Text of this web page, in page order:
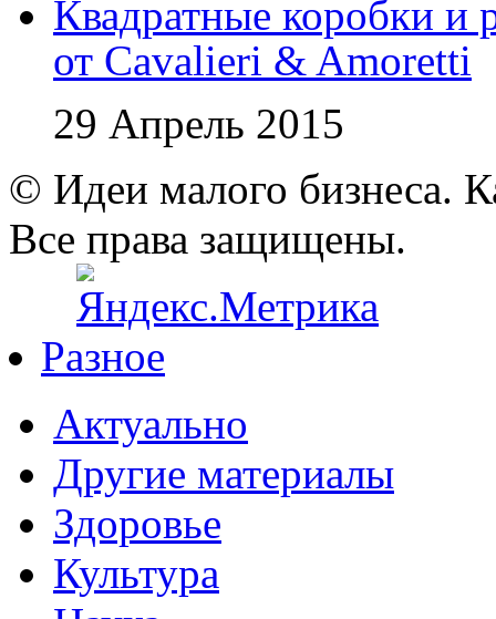
Квадратные коробки и
от Cavalieri & Amoretti
29 Апрель 2015
© Идеи малого бизнеса.
Все права защищены.
Разное
Актуально
Другие материалы
Здоровье
Культура